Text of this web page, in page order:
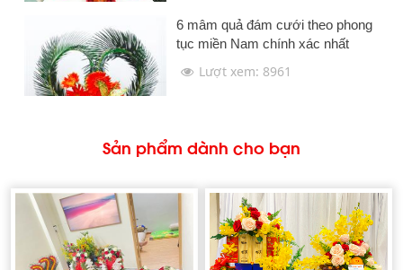
6 mâm quả đám cưới theo phong
tục miền Nam chính xác nhất
Lượt xem: 8961
Sản phẩm dành cho bạn